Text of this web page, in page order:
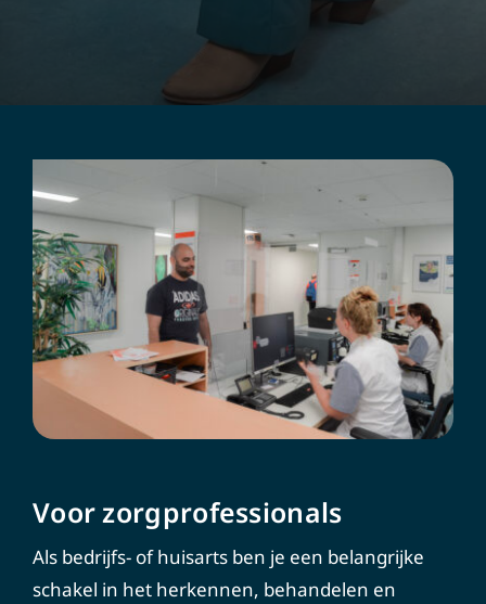
Voor zorgprofessionals
Als bedrijfs- of huisarts ben je een belangrijke
schakel in het herkennen, behandelen en